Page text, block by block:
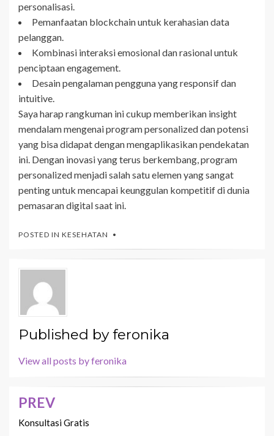
personalisasi.
Pemanfaatan blockchain untuk kerahasian data
pelanggan.
Kombinasi interaksi emosional dan rasional untuk
penciptaan engagement.
Desain pengalaman pengguna yang responsif dan
intuitive.
Saya harap rangkuman ini cukup memberikan insight
mendalam mengenai program personalized dan potensi
yang bisa didapat dengan mengaplikasikan pendekatan
ini. Dengan inovasi yang terus berkembang, program
personalized menjadi salah satu elemen yang sangat
penting untuk mencapai keunggulan kompetitif di dunia
pemasaran digital saat ini.
POSTED IN KESEHATAN
Published byferonika
View all posts by feronika
Navigasi
pos
PREV
Konsultasi Gratis